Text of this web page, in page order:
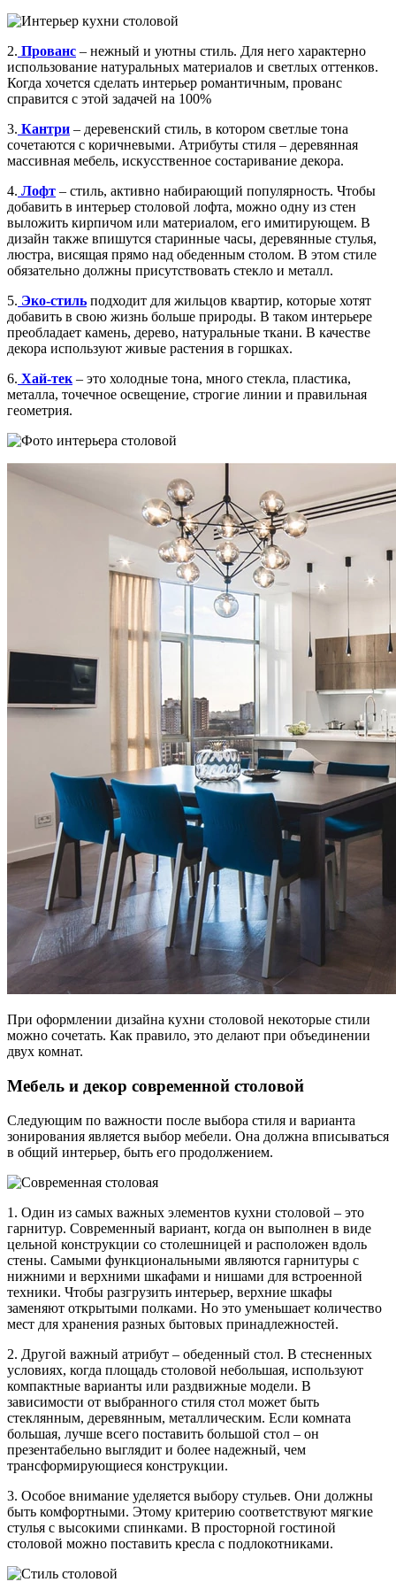
2. Прованс – нежный и уютны стиль. Для него характерно
использование натуральных материалов и светлых оттенков.
Когда хочется сделать интерьер романтичным, прованс
справится с этой задачей на 100%
3. Кантри – деревенский стиль, в котором светлые тона
сочетаются с коричневыми. Атрибуты стиля – деревянная
массивная мебель, искусственное состаривание декора.
4. Лофт – стиль, активно набирающий популярность. Чтобы
добавить в интерьер столовой лофта, можно одну из стен
выложить кирпичом или материалом, его имитирующем. В
дизайн также впишутся старинные часы, деревянные стулья,
люстра, висящая прямо над обеденным столом. В этом стиле
обязательно должны присутствовать стекло и металл.
5. Эко-стиль подходит для жильцов квартир, которые хотят
добавить в свою жизнь больше природы. В таком интерьере
преобладает камень, дерево, натуральные ткани. В качестве
декора используют живые растения в горшках.
6. Хай-тек – это холодные тона, много стекла, пластика,
металла, точечное освещение, строгие линии и правильная
геометрия.
При оформлении дизайна кухни столовой некоторые стили
можно сочетать. Как правило, это делают при объединении
двух комнат.
Мебель и декор современной столовой
Следующим по важности после выбора стиля и варианта
зонирования является выбор мебели. Она должна вписываться
в общий интерьер, быть его продолжением.
1. Один из самых важных элементов кухни столовой – это
гарнитур. Современный вариант, когда он выполнен в виде
цельной конструкции со столешницей и расположен вдоль
стены. Самыми функциональными являются гарнитуры с
нижними и верхними шкафами и нишами для встроенной
техники. Чтобы разгрузить интерьер, верхние шкафы
заменяют открытыми полками. Но это уменьшает количество
мест для хранения разных бытовых принадлежностей.
2. Другой важный атрибут – обеденный стол. В стесненных
условиях, когда площадь столовой небольшая, используют
компактные варианты или раздвижные модели. В
зависимости от выбранного стиля стол может быть
стеклянным, деревянным, металлическим. Если комната
большая, лучше всего поставить большой стол – он
презентабельно выглядит и более надежный, чем
трансформирующиеся конструкции.
3. Особое внимание уделяется выбору стульев. Они должны
быть комфортными. Этому критерию соответствуют мягкие
стулья с высокими спинками. В просторной гостиной
столовой можно поставить кресла с подлокотниками.